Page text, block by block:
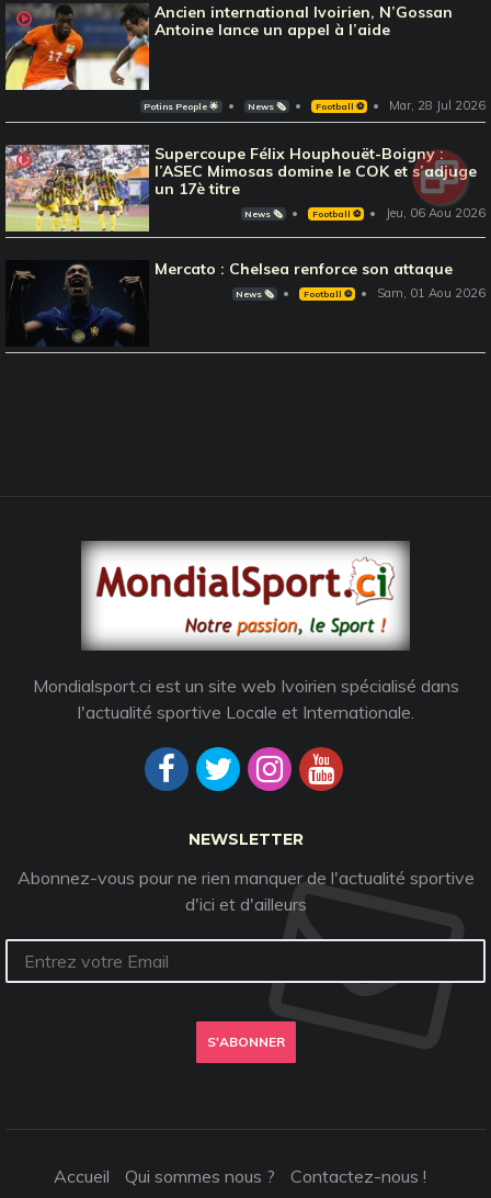
Ancien international Ivoirien, N’Gossan
Antoine lance un appel à l’aide
Potins People 🌟 News 🗞️ Football ⚽️ Mar, 28 Jul 2026
Supercoupe Félix Houphouët-Boigny :
l’ASEC Mimosas domine le COK et s’adjuge
un 17è titre
News 🗞️ Football ⚽️ Jeu, 06 Aou 2026
Mercato : Chelsea renforce son attaque
News 🗞️ Football ⚽️ Sam, 01 Aou 2026
Mondialsport.ci est un site web Ivoirien spécialisé dans
l'actualité sportive Locale et Internationale.
NEWSLETTER
Abonnez-vous pour ne rien manquer de l'actualité sportive
d'ici et d'ailleurs
S'ABONNER
Accueil Qui sommes nous ? Contactez-nous !